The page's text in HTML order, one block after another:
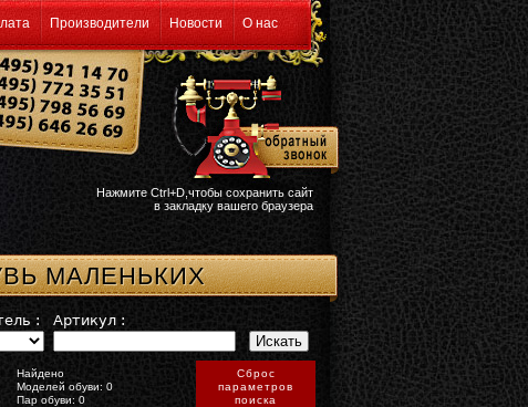
Производители Новости О нас
Нажмите Ctrl+D,чтобы сохранить сайт
в закладку вашего браузера
МАЛЕНЬКИХ
: Артикул :
Найдено
Моделей обуви: 0
Пар обуви: 0
Сброс
параметров
поиска